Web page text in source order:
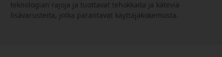
teknologian rajoja ja tuottavat tehokkaita ja käteviä
lisävarusteita, jotka parantavat käyttäjäkokemusta.